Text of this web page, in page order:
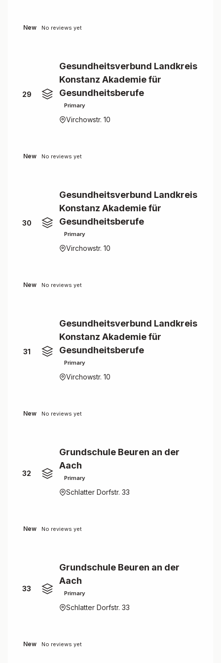
New No reviews yet
29
Gesundheitsverbund Landkreis
Konstanz Akademie für
Gesundheitsberufe
Primary
Virchowstr. 10
New No reviews yet
30
Gesundheitsverbund Landkreis
Konstanz Akademie für
Gesundheitsberufe
Primary
Virchowstr. 10
New No reviews yet
31
Gesundheitsverbund Landkreis
Konstanz Akademie für
Gesundheitsberufe
Primary
Virchowstr. 10
New No reviews yet
32
Grundschule Beuren an der
Aach
Primary
Schlatter Dorfstr. 33
New No reviews yet
33
Grundschule Beuren an der
Aach
Primary
Schlatter Dorfstr. 33
New No reviews yet